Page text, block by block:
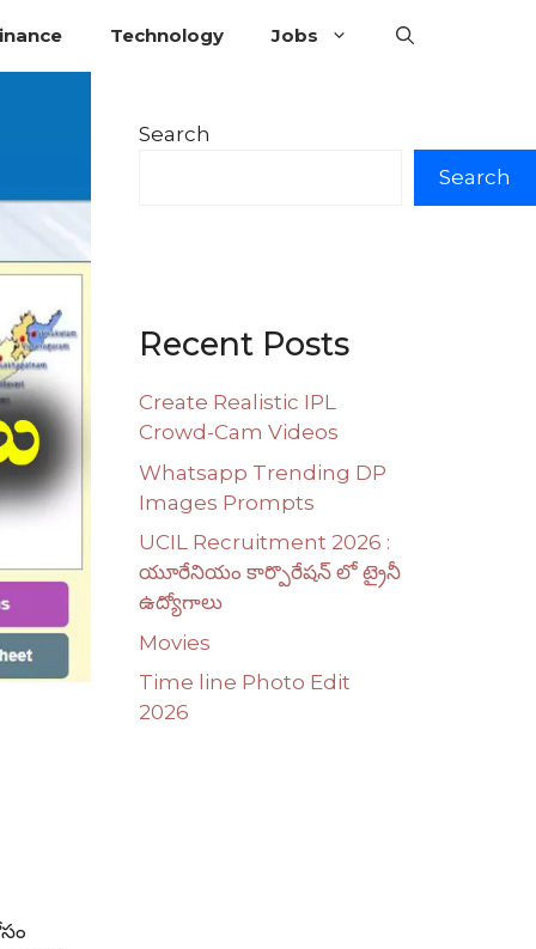
Technology Jobs
Search
Search
Recent Posts
Create Realistic IPL
Crowd-Cam Videos
Whatsapp Trending DP
Images Prompts
UCIL Recruitment 2026 :
యూరేనియం కార్పొరేషన్ లో ట్రైనీ
ఉద్యోగాలు
Movies
Time line Photo Edit
2026